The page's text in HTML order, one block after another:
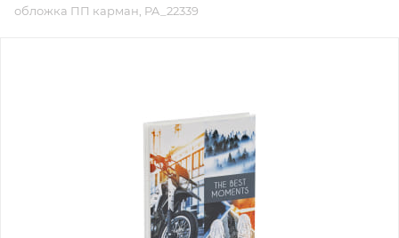
обложка ПП карман, PA_22339